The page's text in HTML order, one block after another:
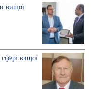
вищої
вищої